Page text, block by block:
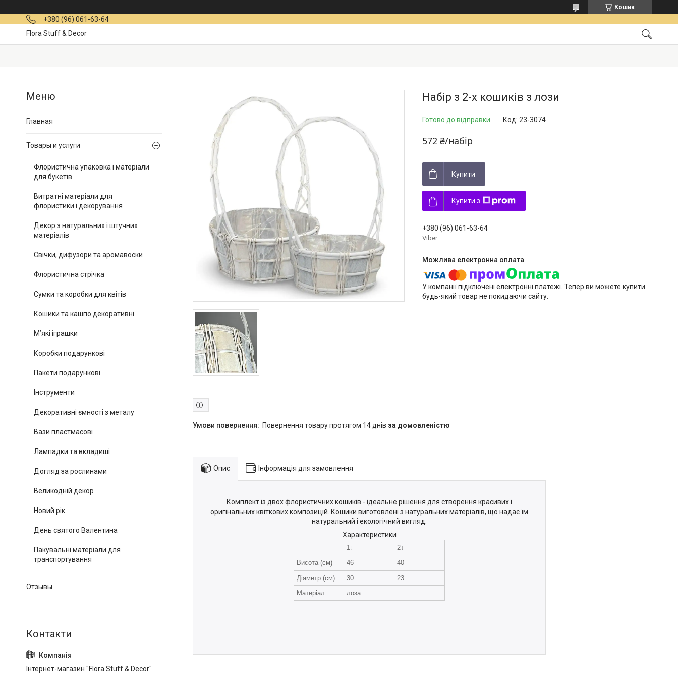
Кошик
+380 (96) 061-63-64
Flora Stuff & Decor
Набір з 2-х кошиків з лози
Готово до відправки Код: 23-3074
572 ₴/набір
Купити
Купити з
+380 (96) 061-63-64
Viber
У компанії підключені електронні платежі. Тепер ви можете купити
будь-який товар не покидаючи сайту.
повернення товару протягом 14 днів за домовленістю
Опис Інформація для замовлення
Комплект із двох флористичних кошиків - ідеальне рішення для створення красивих і
оригінальних квіткових композицій. Кошики виготовлені з натуральних матеріалів, що надає їм
натуральний і екологічний вигляд.
Характеристики
1↓
2↓
Висота (см)
46
40
Діаметр (см)
30
23
Матеріал
лоза
Главная
Товары и услуги
Флористична упаковка і матеріали
для букетів
Витратні матеріали для
флористики і декорування
Декор з натуральних і штучних
матеріалів
Свічки, дифузори та аромавоски
Флористична стрічка
Сумки та коробки для квітів
Кошики та кашпо декоративні
М’які іграшки
Коробки подарункові
Пакети подарункові
Інструменти
Декоративні ємності з металу
Вази пластмасові
Лампадки та вкладиші
Догляд за рослинами
Великодній декор
Новий рік
День святого Валентина
Пакувальні матеріали для
транспортування
Отзывы
Інтернет-магазин "Flora Stuff & Decor"